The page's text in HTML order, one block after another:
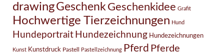
drawingGeschenkGeschenkidee Grafit
Hochwertige Tierzeichnungen Hund
Hundeportrait Hundezeichnung Hundezeichnungen
Kunst Kunstdruck Pastell Pastellzeichnung Pferd Pferde